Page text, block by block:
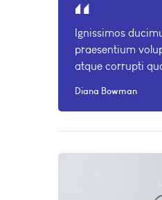
Ignissimos
praesentium
atque corrupti
Diana Bowman